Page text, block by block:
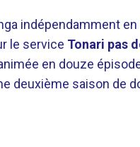
indépendamment en
le service Tonari pas
en douze
deuxième saison de